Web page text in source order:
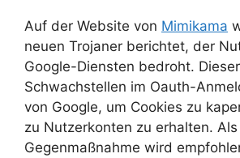
Auf der Website von Mimikama
neuen Trojaner berichtet, der
Google-Diensten bedroht.
Schwachstellen im Oauth-
von Google, um Cookies zu
zu Nutzerkonten zu erhalten. Als
Gegenmaßnahme wird